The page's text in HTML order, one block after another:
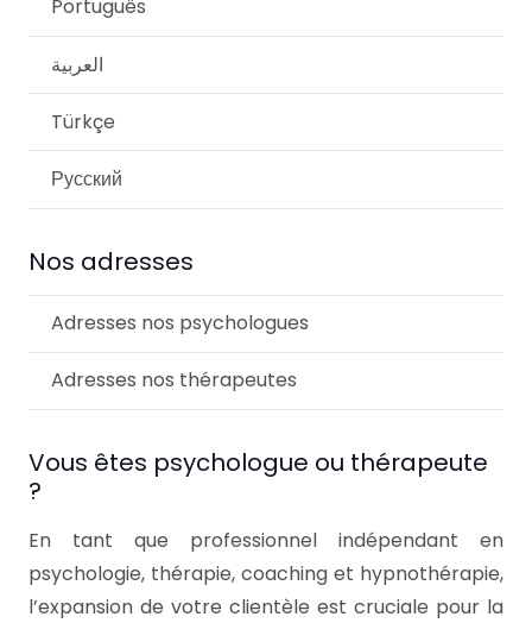
Português
العربية
Türkçe
Русский
Nos adresses
Adresses nos psychologues
Adresses nos thérapeutes
Vous êtes psychologue ou thérapeute
?
En tant que professionnel indépendant en
psychologie, thérapie, coaching et hypnothérapie,
l’expansion de votre clientèle est cruciale pour la